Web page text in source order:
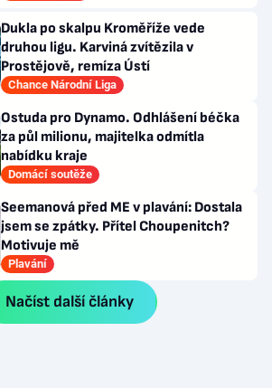
Dukla po skalpu Kroměříže vede
druhou ligu. Karviná zvítězila v
Prostějově, remíza Ústí
Chance Národní Liga
Ostuda pro Dynamo. Odhlášení béčka
za půl milionu, majitelka odmítla
nabídku kraje
Domácí soutěže
Seemanová před ME v plavání: Dostala
jsem se zpátky. Přítel Choupenitch?
Motivuje mě
Plavání
Načíst další články